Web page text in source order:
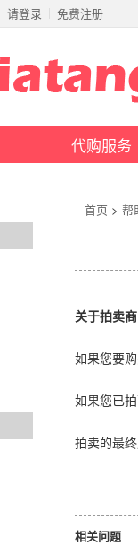
请登录 免费注册
代购服务
首页 > 帮
关于拍卖
如果您要
如果您已
拍卖的最
相关问题